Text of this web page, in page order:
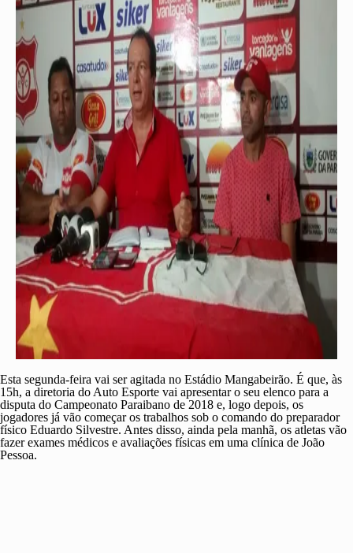
Esta segunda-feira vai ser agitada no Estádio Mangabeirão. É que, às
15h, a diretoria do Auto Esporte vai apresentar o seu elenco para a
disputa do Campeonato Paraibano de 2018 e, logo depois, os
jogadores já vão começar os trabalhos sob o comando do preparador
físico Eduardo Silvestre. Antes disso, ainda pela manhã, os atletas vão
fazer exames médicos e avaliações físicas em uma clínica de João
Pessoa.